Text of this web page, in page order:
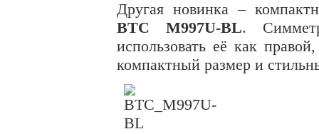
Другая новинка –
BTC M997U-BL.
использовать её как
компактный размер и